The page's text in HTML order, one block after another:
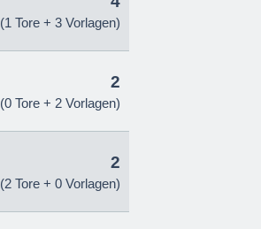
(1 Tore + 3 Vorlagen)
2
(0 Tore + 2 Vorlagen)
2
(2 Tore + 0 Vorlagen)